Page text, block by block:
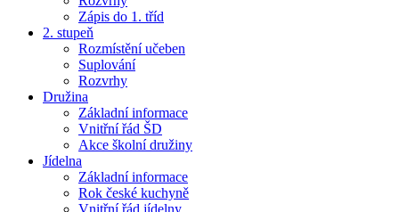
Zápis do 1. tříd
2. stupeň
Rozmístění učeben
Suplování
Rozvrhy
Družina
Základní informace
Vnitřní řád ŠD
Akce školní družiny
Jídelna
Základní informace
Rok české kuchyně
Vnitřní řád jídelny